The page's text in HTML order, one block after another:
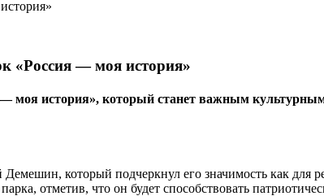
«Россия — моя история»
— моя история», который станет важным
который подчеркнул его значимость как для
отметив, что он будет способствовать